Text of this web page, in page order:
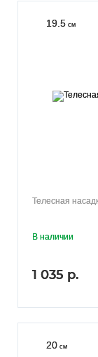
19.5 см
Телесная
В наличии
1 035 р.
20 см